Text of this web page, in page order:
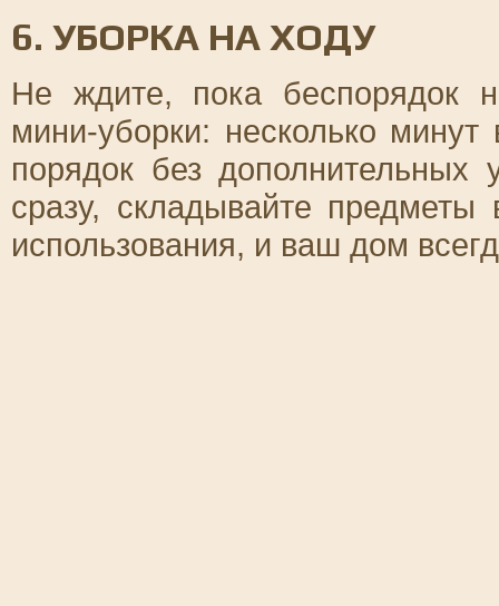
6. УБОРКА НА ХОДУ
Не ждите, пока беспорядок
мини-уборки: несколько
порядок без
сразу, складывайте
использования, и ваш дом